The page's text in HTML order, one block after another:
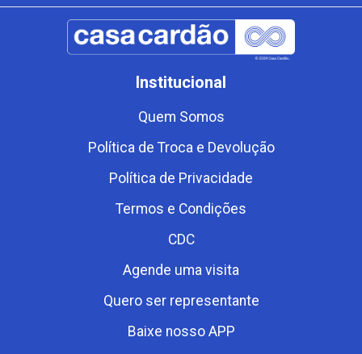
Institucional
Quem Somos
Política de Troca e Devolução
Política de Privacidade
Termos e Condições
CDC
Agende uma visita
Quero ser representante
Baixe nosso APP